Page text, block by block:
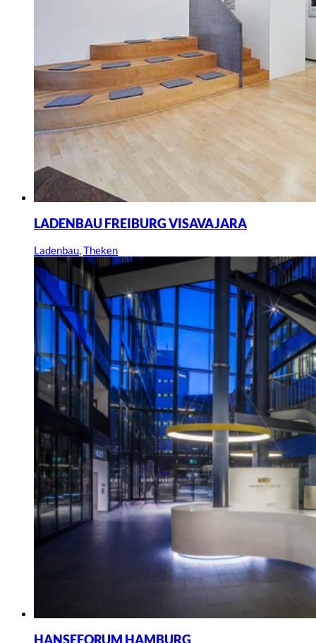
LADENBAU FREIBURG VISAVAJARA
Ladenbau,Theken
HANSEFORUM HAMBURG